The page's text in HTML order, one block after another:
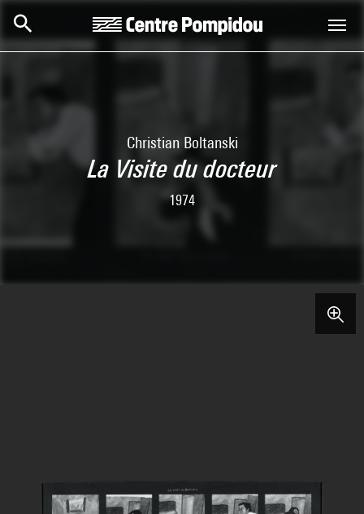
Christian Boltanski
La Visite du docteur
1974